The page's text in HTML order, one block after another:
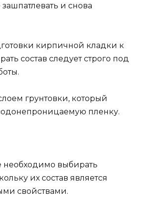
и снова
кирпичной кладки к
состав следует строго под
грунтовки, который
пленку.
выбирать
их состав является
свойствами.